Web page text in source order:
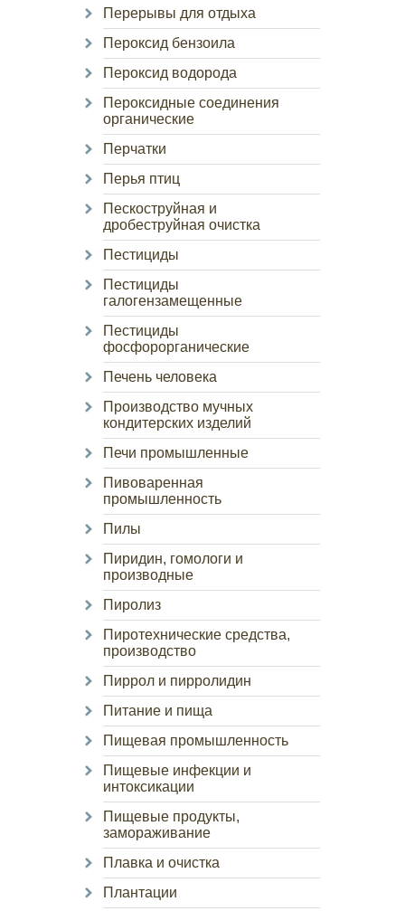
Перерывы для отдыха
Пероксид бензоила
Пероксид водорода
Пероксидные соединения
органические
Перчатки
Перья птиц
Пескоструйная и
дробеструйная очистка
Пестициды
Пестициды
галогензамещенные
Пестициды
фосфорорганические
Печень человека
Производство мучных
кондитерских изделий
Печи промышленные
Пивоваренная
промышленность
Пилы
Пиридин, гомологи и
производные
Пиролиз
Пиротехнические средства,
производство
Пиррол и пирролидин
Питание и пища
Пищевая промышленность
Пищевые инфекции и
интоксикации
Пищевые продукты,
замораживание
Плавка и очистка
Плантации